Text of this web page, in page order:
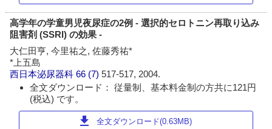
高学年の学童男児夜尿症の2例 - 選択的セロトニン再取り込み
阻害剤 (SSRI) の効果 -
大仁田亨, 今里祐之, 佐藤秀祐*
*上五島
西日本泌尿器科 66 (7)517-517, 2004.
全文ダウンロード： 従量制、基本料金制の方共に121円
(税込) です。
download 全文ダウンロード(0.63MB)